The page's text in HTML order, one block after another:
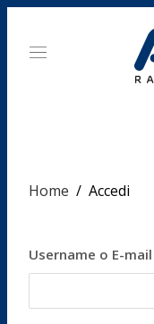
Home / Accedi
Username o E-mail